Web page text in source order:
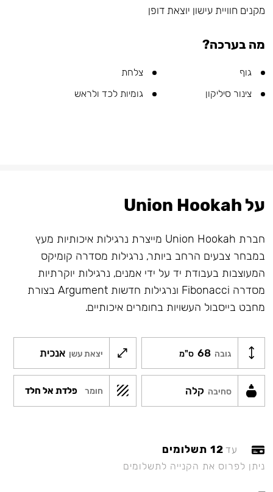
מקנים חוויית עישון יוצאת דופן
מה בערכה?
גוף
צלחת
צינור סיליקון
גומיות לכד ולראש
על Union Hookah
חברת Union Hookah מייצרת נרגילות איכותיות מעץ
במבחר צבעים הרחב ביותר, נרגילות מסדרה קומיקס
המעוצבות בעבודת יד על ידי אמנים, נרגילות יוקרתיות
מסדרה Fibonacci ונרגילות חדשות Argument בצורת
מחבט בייסבול העשויות בחומרים איכותיים.
גובה 68 ס"מ יצאת עשן אנכית
סחיבה קלה חומר פלדת אל חלד
עד 12 תשלומים
ניתן לפרוס את הקנייה לתשלומים